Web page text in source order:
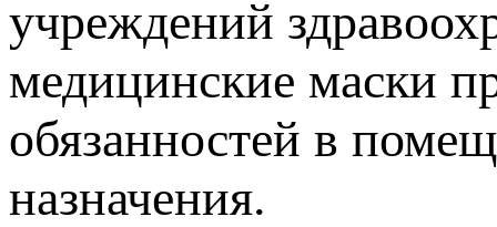
учреждений
медицинские маски
обязанностей в
назначения.